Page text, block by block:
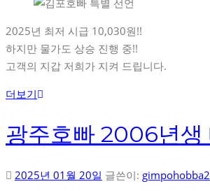
2025년 최저 시급 10,030원!!
하지만 물가도 상승 진행 중!!
고객의 지갑 저희가 지켜 드립니다.
더보기
광주호빠 2006년생
2025년 01월 20일 글쓴이: gimpohobba2